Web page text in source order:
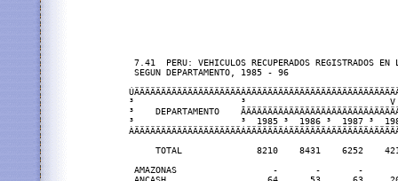
7.41  PERU: VEHICULOS RECUPERADOS REGISTRADOS
SEGUN DEPARTAMENTO, 1985 - 96
³                    ³                           V E H
³    DEPARTAMENTO
³                    ³  1985 ³  1986 ³  1987 ³  1988
TOTAL              8210    8431    6252
AMAZONAS                  -       -